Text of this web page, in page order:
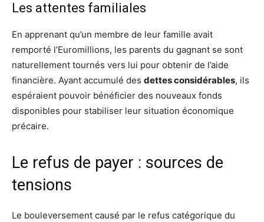
Les attentes familiales
En apprenant qu’un membre de leur famille avait
remporté l’Euromillions, les parents du gagnant se sont
naturellement tournés vers lui pour obtenir de l’aide
financière. Ayant accumulé des dettes considérables, ils
espéraient pouvoir bénéficier des nouveaux fonds
disponibles pour stabiliser leur situation économique
précaire.
Le refus de payer : sources de
tensions
Le bouleversement causé par le refus catégorique du